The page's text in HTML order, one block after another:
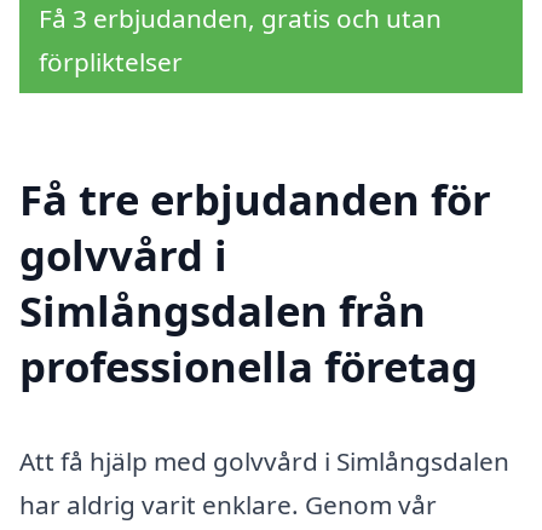
Få 3 erbjudanden, gratis och utan
förpliktelser
Få tre erbjudanden för
golvvård i
Simlångsdalen från
professionella företag
Att få hjälp med golvvård i Simlångsdalen
har aldrig varit enklare. Genom vår